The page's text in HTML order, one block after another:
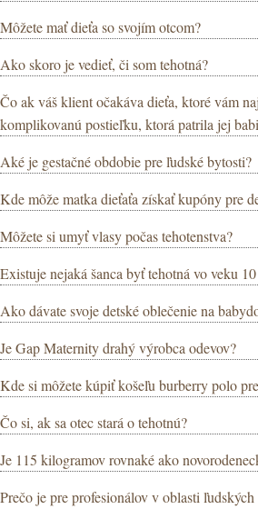
Môžete mať dieťa so svojím otcom?
Ako skoro je vedieť, či som tehotná?
Čo ak váš klient očakáva dieťa, ktoré vám
komplikovanú postieľku, ktorá patrila jej
Aké je gestačné obdobie pre ľudské bytosti?
Kde môže matka dieťaťa získať kupóny pre
Môžete si umyť vlasy počas tehotenstva?
Existuje nejaká šanca byť tehotná vo veku
Ako dávate svoje detské oblečenie na
Je Gap Maternity drahý výrobca odevov?
Kde si môžete kúpiť košeľu burberry polo
Čo si, ak sa otec stará o tehotnú?
Je 115 kilogramov rovnaké ako
Prečo je pre profesionálov v oblasti